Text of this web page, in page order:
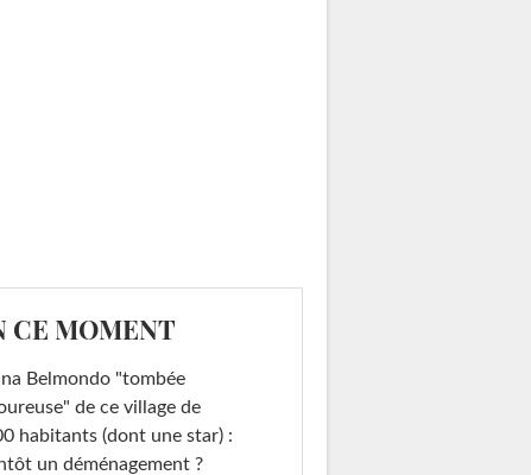
CE MOMENT
Belmondo "tombée
de ce village de
habitants (dont une star) :
un déménagement ?